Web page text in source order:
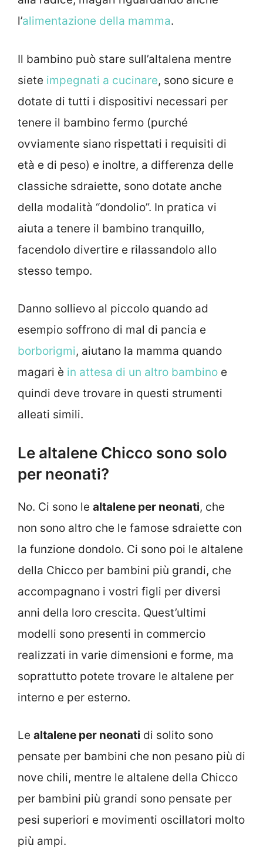
l’alimentazione della mamma.
Il bambino può stare sull’altalena mentre
siete impegnati a cucinare, sono sicure e
dotate di tutti i dispositivi necessari per
tenere il bambino fermo (purché
ovviamente siano rispettati i requisiti di
età e di peso) e inoltre, a differenza delle
classiche sdraiette, sono dotate anche
della modalità “dondolio”. In pratica vi
aiuta a tenere il bambino tranquillo,
facendolo divertire e rilassandolo allo
stesso tempo.
Danno sollievo al piccolo quando ad
esempio soffrono di mal di pancia e
borborigmi, aiutano la mamma quando
magari è in attesa di un altro bambino e
quindi deve trovare in questi strumenti
alleati simili.
Le altalene Chicco sono solo
per neonati?
No. Ci sono le altalene per neonati, che
non sono altro che le famose sdraiette con
la funzione dondolo. Ci sono poi le altalene
della Chicco per bambini più grandi, che
accompagnano i vostri figli per diversi
anni della loro crescita. Quest’ultimi
modelli sono presenti in commercio
realizzati in varie dimensioni e forme, ma
soprattutto potete trovare le altalene per
interno e per esterno.
Le altalene per neonati di solito sono
pensate per bambini che non pesano più di
nove chili, mentre le altalene della Chicco
per bambini più grandi sono pensate per
pesi superiori e movimenti oscillatori molto
più ampi.